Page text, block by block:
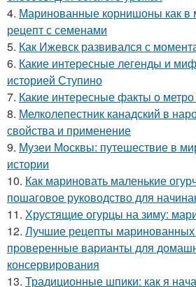
4. Маринованные корнишоны как в
рецепт с семенами
5. Как Ижевск развивался с
6. Какие интересные легенды и
историей Ступино
7. Какие интересные факты о
8. Мелколепестник канадский в
свойства и применение
9. Музеи Москвы: путешествие в
истории
10. Как мариновать маленькие
пошаговое руководство для
11. Хрустящие огурцы на зиму:
12. Лучшие рецепты маринованных
проверенные варианты для
консервирования
13. Традиционные шпики: как я